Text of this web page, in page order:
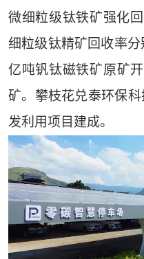
微细粒级钛铁矿强化
细粒级钛精矿回收率分
亿吨钒钛磁铁矿原矿
矿。攀枝花兑泰环保
发利用项目建成。